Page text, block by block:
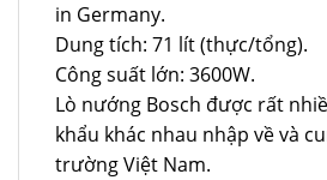
in Germany.
Dung tích: 71 lít (thực/tổng).
Công suất lớn: 3600W.
Lò nướng Bosch được rất
khẩu khác nhau nhập về và
trường Việt Nam.